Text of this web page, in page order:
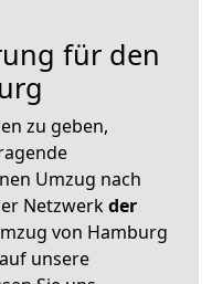
für den
zu geben,
Umzug nach
Netzwerkder
von Hamburg
unsere